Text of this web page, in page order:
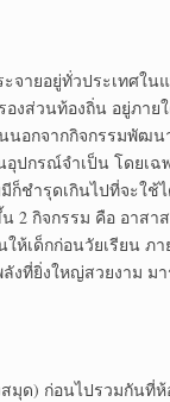
จายอยู่ทั่วประเทศใ
งส่วนท้องถิ่น อยู่ภา
อกจากกิจกรรมพัฒน
ปกรณ์จำเป็น โดยเฉ
ชำรุดเกินไปที่จะใช้
2 กิจกรรม คือ อาส
ห้เด็กก่อนวัยเรียน ภา
ลังที่ยิ่งใหญ่สวยงาม
มุด) ก่อนไปรวมกันที่